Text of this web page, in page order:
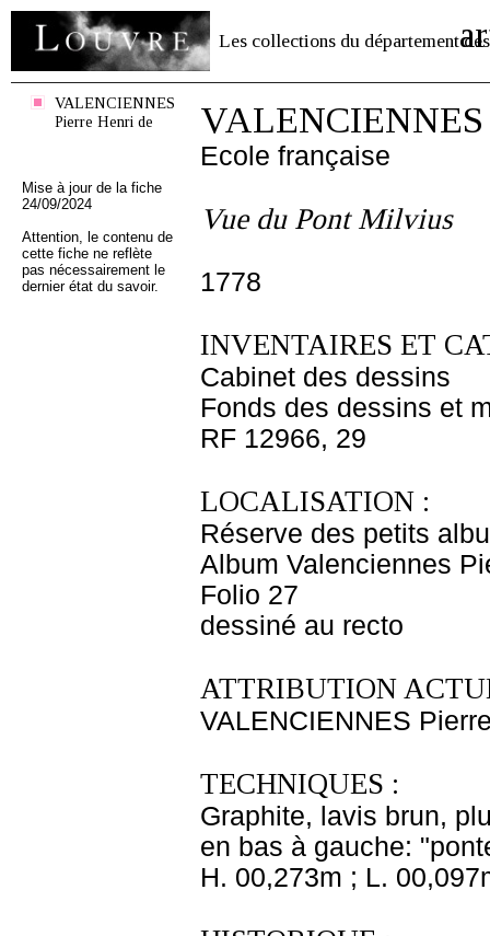
Les collections du département des
VALENCIENNES
Pierre Henri de
Mise à jour de la fiche
24/09/2024
Attention, le contenu de
cette fiche ne reflète
pas nécessairement le
dernier état du savoir.
VALENCIENNES
Ecole française
Vue du Pont Milvius
1778
INVENTAIRES ET
Cabinet des dessins
Fonds des dessins et
RF 12966, 29
LOCALISATION :
Réserve des petits
Album Valenciennes
Folio 27
dessiné au recto
ATTRIBUTION
VALENCIENNES
TECHNIQUES :
Graphite, lavis brun,
en bas à gauche:
H. 00,273m ; L.